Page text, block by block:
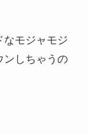
なモジャモジ
ンしちゃうの